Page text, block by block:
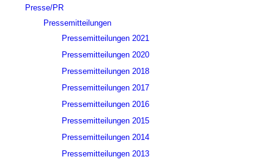
Presse/PR
Pressemitteilungen
Pressemitteilungen 2021
Pressemitteilungen 2020
Pressemitteilungen 2018
Pressemitteilungen 2017
Pressemitteilungen 2016
Pressemitteilungen 2015
Pressemitteilungen 2014
Pressemitteilungen 2013